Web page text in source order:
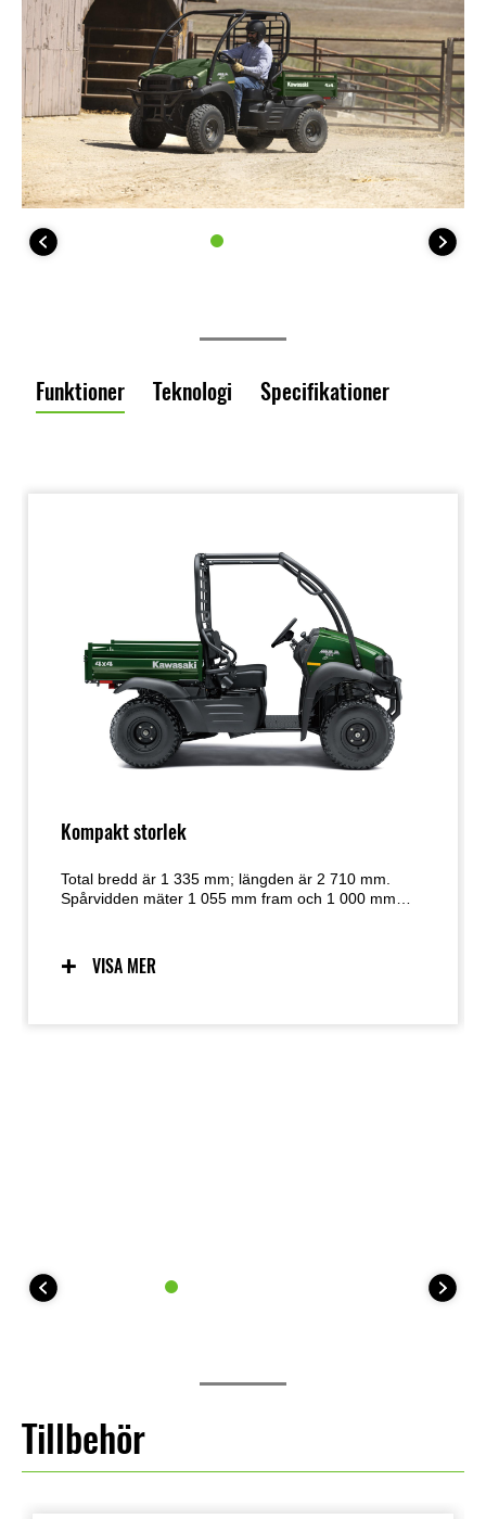
Funktioner Teknologi Specifikationer
Kompakt storlek
Total bredd är 1 335 mm; längden är 2 710 mm.
Spårvidden mäter 1 055 mm fram och 1 000 mm
VISA MER
Tillbehör